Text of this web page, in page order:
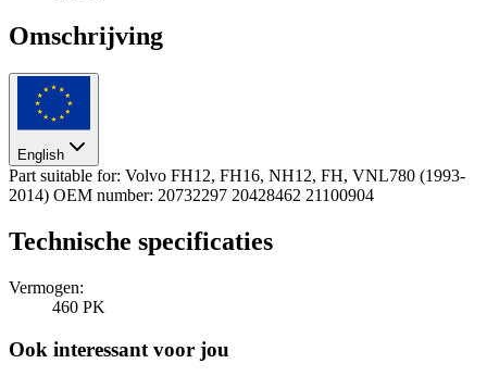
Omschrijving
English
Part suitable for: Volvo FH12, FH16, NH12, FH, VNL780 (1993-
2014) OEM number: 20732297 20428462 21100904
Technische specificaties
Vermogen:
460 PK
Ook interessant voor jou